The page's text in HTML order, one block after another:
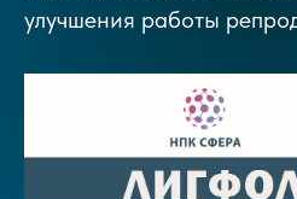
улучшения работы